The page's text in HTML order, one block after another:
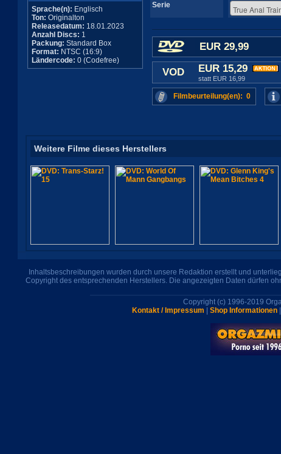
Sprache(n): Englisch
Ton: Originalton
Releasedatum: 18.01.2023
Anzahl Discs: 1
Packung: Standard Box
Format: NTSC (16:9)
Ländercode: 0 (Codefree)
Serie
EUR 29,99
VOD EUR 15,29
statt EUR 16,99
Filmbeurteilung(en): 0
Weitere Filme dieses Herstellers
Inhaltsbeschreibungen wurden durch unsere Redaktion erstellt und
Copyright des entsprechenden Herstellers. Die angezeigten Daten dürfen
Copyright (c) 1996-2019
Kontakt / Impressum
Shop Informationen